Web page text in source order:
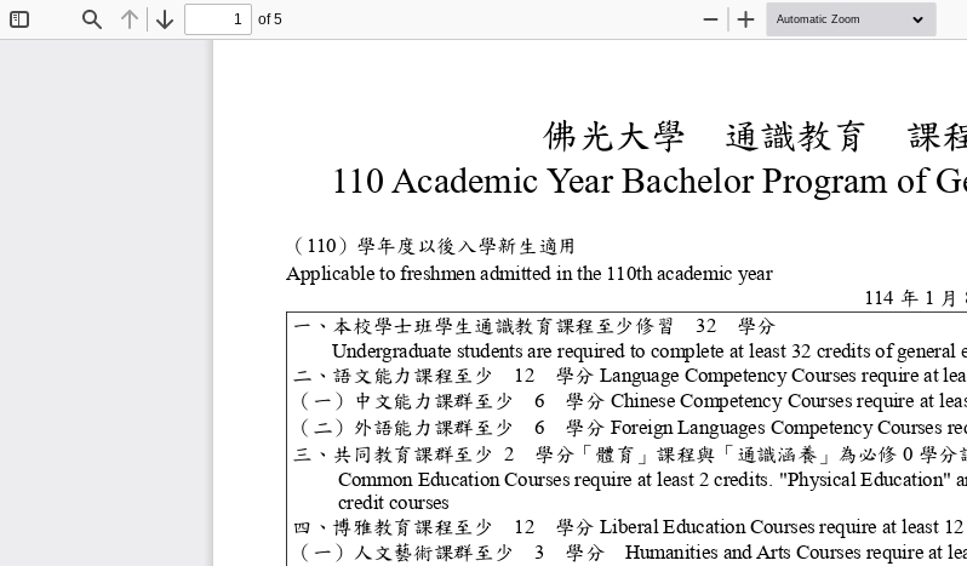
Find Previous
Next
of 5
Zoom
Zoom
佛光大學通識教育
110 Academic Year
（ 110）學年度以後入學新生適用
Applicable to freshmen admitted in the 110th
114年 1 月
一、本校學士班學生通識教育課程至少修習
32
學分
Undergraduate students are required to
二、語文能力課程至少
12 學分Language Competency
（一）中文能力課群至少
6 學分Chinese Competency
（二）外語能力課群至少
6 學分Foreign Languages
三、共同教育課群至少
2 學分「體育」課程與「通識
0 學
Common Education Courses require at least 2
"Physical
credit courses
四、博雅教育課程至少
12 學分Liberal Education Courses
（一）人文藝術課群至少
3 學分Humanities and Arts